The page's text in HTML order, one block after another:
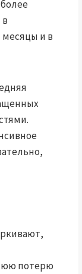
месяцы и в
потерю